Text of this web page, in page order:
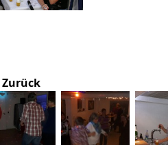
Zurück